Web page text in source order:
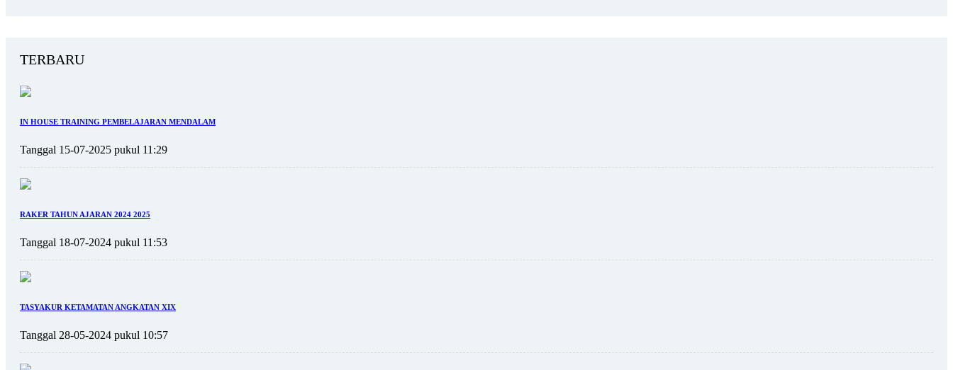
TERBARU
IN HOUSE TRAINING PEMBELAJARAN MENDALAM
Tanggal 15-07-2025 pukul 11:29
RAKER TAHUN AJARAN 2024 2025
Tanggal 18-07-2024 pukul 11:53
TASYAKUR KETAMATAN ANGKATAN XIX
Tanggal 28-05-2024 pukul 10:57